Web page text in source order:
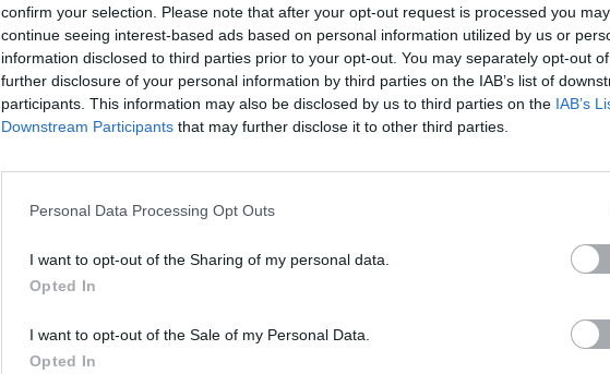
confirm your selection. Please note that after your opt-out request is processed you may
continue seeing interest-based ads based on personal information utilized by us or
information disclosed to third parties prior to your opt-out. You may separately opt-out
further disclosure of your personal information by third parties on the IAB’s list of
participants. This information may also be disclosed by us to third parties on the IAB’s
Downstream Participants that may further disclose it to other third parties.
Personal Data Processing Opt Outs
I want to opt-out of the Sharing of my personal data.
Opted In
I want to opt-out of the Sale of my Personal Data.
Opted In
Animazione Leggera (0.37 Mb)
Stime: 8